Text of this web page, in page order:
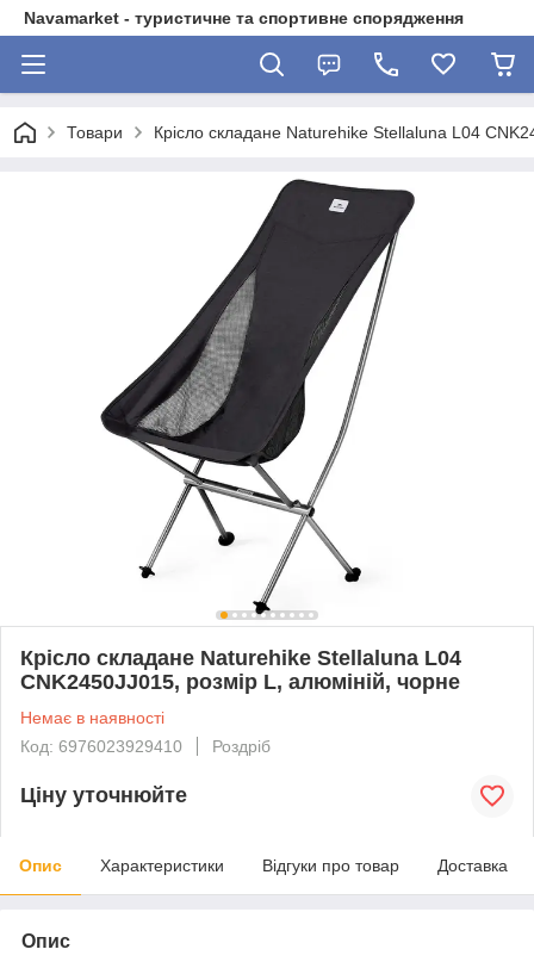
Navamarket - туристичне та спортивне спорядження
Товари Крісло складане Naturehike Stellaluna L04
Крісло складане Naturehike Stellaluna L04
CNK2450JJ015, розмір L, алюміній, чорне
Немає в наявності
Код: 6976023929410
Роздріб
Ціну уточнюйте
Опис Характеристики Відгуки про товар Доставка
Опис